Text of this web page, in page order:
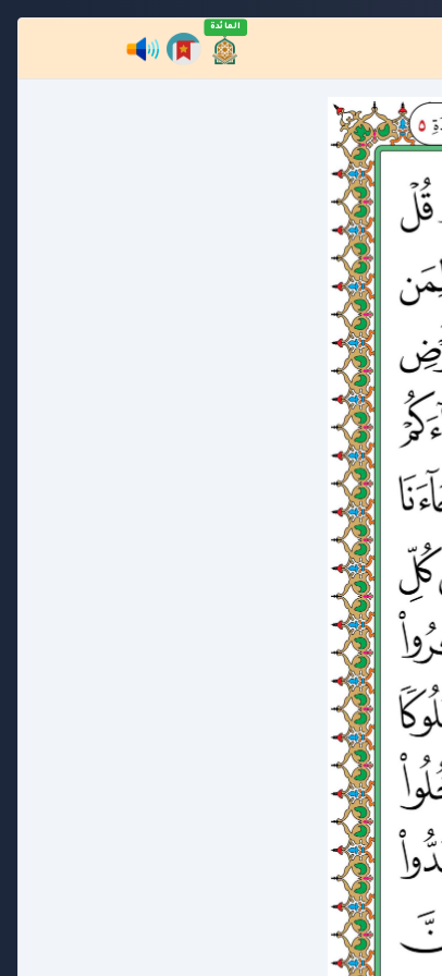
المائدة